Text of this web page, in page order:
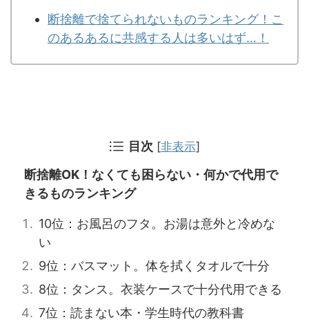
断捨離で捨てられないものランキング！こ
のあるあるに共感する人は多いはず…！
目次 [非表示]
断捨離OK！なくても困らない・何かで代用で
きるものランキング
10位：お風呂のフタ。お湯は意外と冷めな
い
9位：バスマット。体を拭くタオルで十分
8位：タンス。衣装ケースで十分代用できる
7位：読まない本・学生時代の教科書